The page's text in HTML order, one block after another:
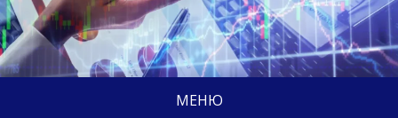
МЕНЮ